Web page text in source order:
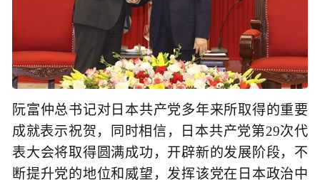
阮富仲总书记对日本共产党多年来所取得的重要
成就表示祝贺，同时相信，日本共产党第29次代
表大会将取得圆满成功，开辟新的发展阶段，不
断提升党的地位和威望，发挥该党在日本政治中